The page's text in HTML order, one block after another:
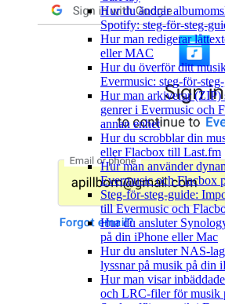
Hur du ändrar
Spotify: steg-för-steg-
Hur man redigerar
eller MAC
Hur du överför ditt
Evermusic: steg-för-
Hur man arkiverar (ZIP)
genrer i Evermusic och
annan enhet
Hur du scrobblar din
eller Flacbox till Last.fm
Hur man använder
Evermusic och Flacbox
Steg-för-steg-guide:
till Evermusic och
Hur du ansluter
på din iPhone eller Mac
Hur du ansluter NAS-
lyssnar på musik på din
Hur man visar
och LRC-filer för musik